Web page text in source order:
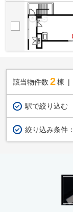
該当物件数 2棟
駅で絞り込む
絞り込み条件：